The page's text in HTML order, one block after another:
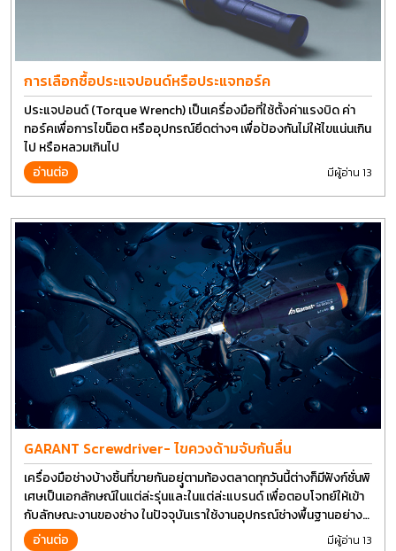
การเลือกซื้อประแจปอนด์หรือประแจทอร์ค
ประแจปอนด์ (Torque Wrench) เป็นเครื่องมือที่ใช้ตั้งค่าแรงบิด ค่า
ทอร์คเพื่อการไขน็อต หรืออุปกรณ์ยึดต่างๆ เพื่อป้องกันไม่ให้ไขแน่นเกิน
ไป หรือหลวมเกินไป
อ่านต่อ
มีผู้อ่าน 13
GARANT Screwdriver- ไขควงด้ามจับกันลื่น
เครื่องมือช่างบ้างชิ้นที่ขายกันอยุู่ตามท้องตลาดทุกวันนี้ต่างก็มีฟังก์ชั่นพิ
เศษเป็นเอกลักษณ์ในแต่ล่ะรุ่นและในแต่ล่ะแบรนด์ เพื่อตอบโจทย์ให้เข้า
กับลักษณะงานของช่าง ในปัจจุบันเราใช้งานอุปกรณ์ช่างพื้นฐานอย่าง
ไขควงกันในงานหลายประเภททำให้มีการปรับเปลี่ยนรูปแบบ
อ่านต่อ มีผู้อ่าน 13